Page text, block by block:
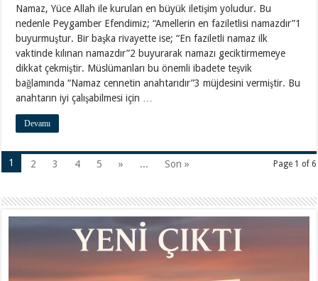
Namaz, Yüce Allah ile kurulan en büyük iletişim yoludur. Bu
nedenle Peygamber Efendimiz; “Amellerin en faziletlisi namazdır”1
buyurmuştur. Bir başka rivayette ise; “En faziletli namaz ilk
vaktinde kılınan namazdır”2 buyurarak namazı geciktirmemeye
dikkat çekmiştir. Müslümanları bu önemli ibadete teşvik
bağlamında “Namaz cennetin anahtarıdır”3 müjdesini vermiştir. Bu
anahtarın iyi çalışabilmesi için …
Devamı
Page 1 of 6
1 2 3 4 5 » ... Son »